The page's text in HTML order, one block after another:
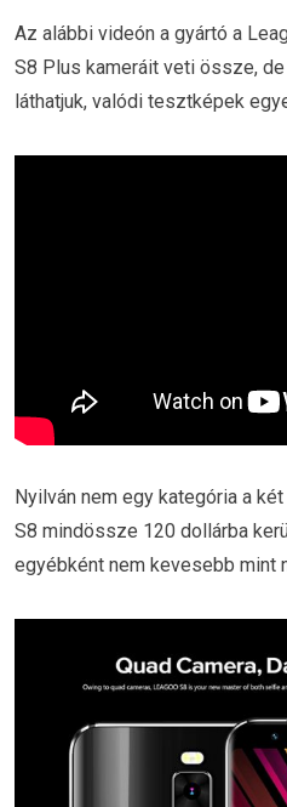
Az alábbi videón a gyártó a
S8 Plus kameráit veti össze,
láthatjuk, valódi tesztképek
Nyilván nem egy kategória a
S8 mindössze 120 dollárba
egyébként nem kevesebb mint